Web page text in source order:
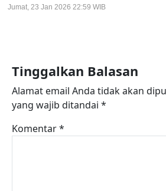
Jumat, 23 Jan 2026 22:59 WIB
Tinggalkan Balasan
Alamat email Anda tidak akan
yang wajib ditandai *
Komentar*